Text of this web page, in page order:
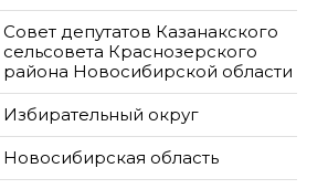
Совет депутатов Казанакского
сельсовета Краснозерского
района Новосибирской области
Избирательный округ
Новосибирская область